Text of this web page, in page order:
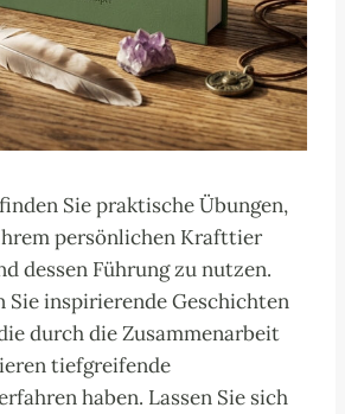
Sie praktische Übungen,
persönlichen Krafttier
dessen Führung zu nutzen.
Sie inspirierende Geschichten
durch die Zusammenarbeit
tiefgreifende
haben. Lassen Sie sich